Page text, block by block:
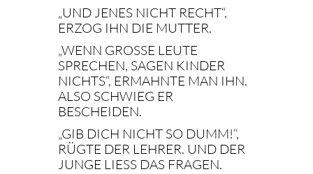
„UND JENES NICHT RECHT“,
ERZOG IHN DIE MUTTER.
„WENN GROSSE LEUTE S
PRECHEN, SAGEN KINDER N
ICHTS“, ERMAHNTE MAN IHN. A
LSO SCHWIEG ER B
ESCHEIDEN.
„GIB DICH NICHT SO DUMM!“,
RÜGTE DER LEHRER. UND DER
JUNGE LIESS DAS FRAGEN.